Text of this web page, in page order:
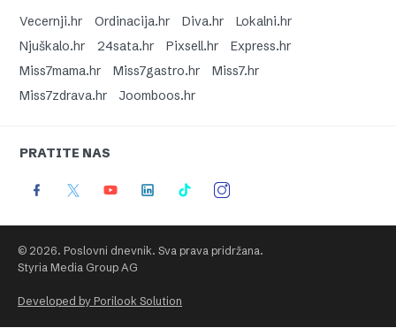
Vecernji.hr
Ordinacija.hr Diva.hr
Lokalni.hr
Njuškalo.hr
24sata.hr Pixsell.hr
Express.hr
Miss7mama.hr
Miss7gastro.hr
Miss7.hr
Miss7zdrava.hr
Joomboos.hr
PRATITE NAS
© 2026. Poslovni dnevnik. Sva prava pridržana.
Styria Media Group AG
Developed by Porilook Solution